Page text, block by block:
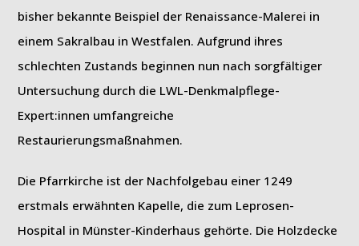
bisher bekannte Beispiel der Renaissance-Malerei in
einem Sakralbau in Westfalen. Aufgrund ihres
schlechten Zustands beginnen nun nach sorgfältiger
Untersuchung durch die LWL-Denkmalpflege-
Expert:innen umfangreiche
Restaurierungsmaßnahmen.
Die Pfarrkirche ist der Nachfolgebau einer 1249
erstmals erwähnten Kapelle, die zum Leprosen-
Hospital in Münster-Kinderhaus gehörte. Die Holzdecke